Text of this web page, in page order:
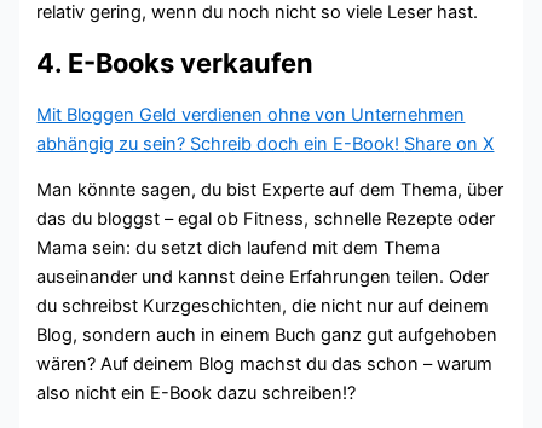
relativ gering, wenn du noch nicht so viele Leser hast.
4. E-Books verkaufen
Mit Bloggen Geld verdienen ohne von Unternehmen
abhängig zu sein? Schreib doch ein E-Book! Share on X
Man könnte sagen, du bist Experte auf dem Thema, über
das du bloggst – egal ob Fitness, schnelle Rezepte oder
Mama sein: du setzt dich laufend mit dem Thema
auseinander und kannst deine Erfahrungen teilen. Oder
du schreibst Kurzgeschichten, die nicht nur auf deinem
Blog, sondern auch in einem Buch ganz gut aufgehoben
wären? Auf deinem Blog machst du das schon – warum
also nicht ein E-Book dazu schreiben!?